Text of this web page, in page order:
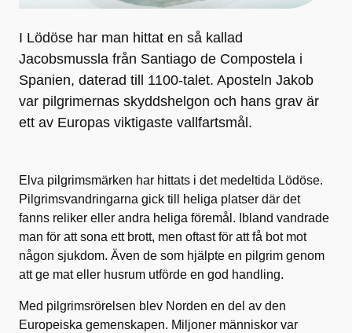
I Lödöse har man hittat en så kallad
Jacobsmussla från Santiago de Compostela i
Spanien, daterad till 1100-talet. Aposteln Jakob
var pilgrimernas skyddshelgon och hans grav är
ett av Europas viktigaste vallfartsmål.
Elva pilgrimsmärken har hittats i det medeltida Lödöse.
Pilgrimsvandringarna gick till heliga platser där det
fanns reliker eller andra heliga föremål. Ibland vandrade
man för att sona ett brott, men oftast för att få bot mot
någon sjukdom. Även de som hjälpte en pilgrim genom
att ge mat eller husrum utförde en god handling.
Med pilgrimsrörelsen blev Norden en del av den
Europeiska gemenskapen. Miljoner människor var